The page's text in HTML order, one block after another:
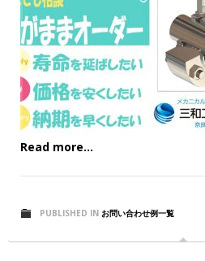
Read more...
PUBLISHED IN お問い合わせ例一覧